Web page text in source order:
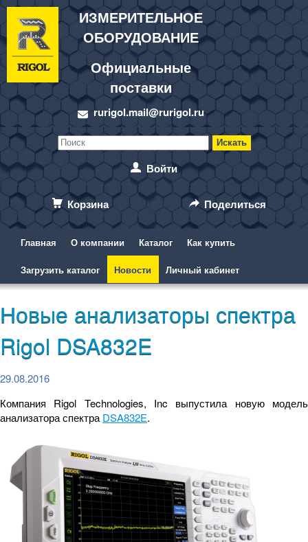
ИЗМЕРИТЕЛЬНОЕ
ОБОРУДОВАНИЕ
Официальные
поставки
rurigol.mail@rurigol.ru
Войти
Корзина Поделиться
Главная О компании Каталог Как купить
Загрузить каталог Новости Личный кабинет
Новые анализаторы спектра
Rigol DSA832E
29.08.2016
Компания Rigol Technologies, Inc выпустила новую модель
анализатора спектра DSA832E.